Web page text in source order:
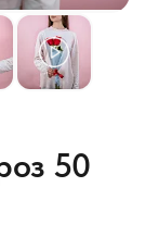
50